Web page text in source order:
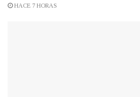
HACE 7 HORAS